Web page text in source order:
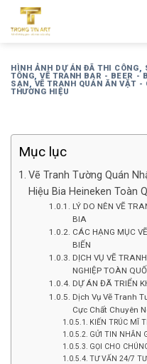
qua
dungHÌNH ẢNH DỰ ÁN ĐÃ THI CÔNG,
TÔNG,VẼ TRANH BAR - BEER -
SẠN, VẼ TRANH QUÁN ĂN VẶT -
THƯƠNG HIỆU
Mục lục
Vẽ Tranh Tường Quán
Hiệu Bia Heineken Toàn
LÝ DO NÊN VẼ
BIA
CÁC HẠNG MỤC
BIẾN
DỊCH VỤ VẼ
NGHIỆP TOÀN
DỰ ÁN ĐÃ TRIỂN
Dịch Vụ Vẽ Tranh
Cực Chất Chuyên
KIẾN TRÚC MĨ
GỬI TIN NHẮN
GỌI CHO
TƯ VẤN 24/7